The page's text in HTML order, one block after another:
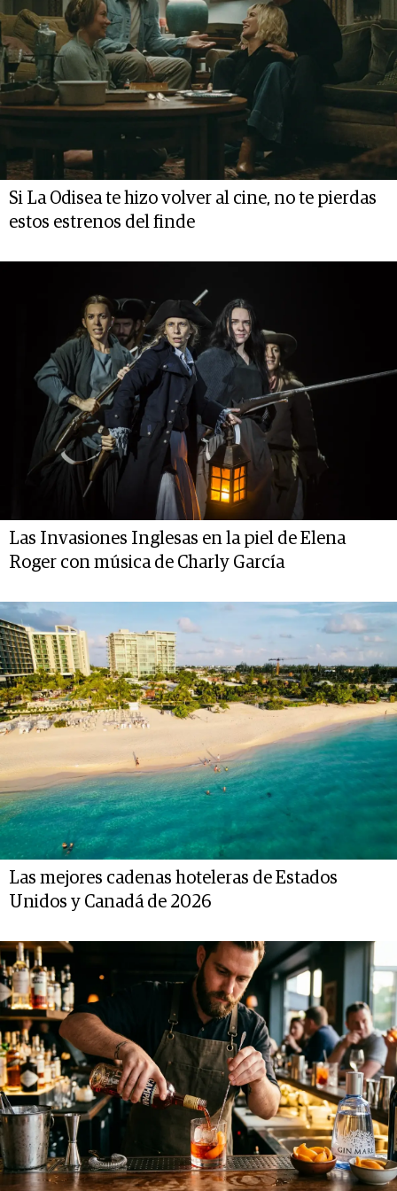
Si La Odisea te hizo volver al cine, no te pierdas
estos estrenos del finde
Las Invasiones Inglesas en la piel de Elena
Roger con música de Charly García
Las mejores cadenas hoteleras de Estados
Unidos y Canadá de 2026